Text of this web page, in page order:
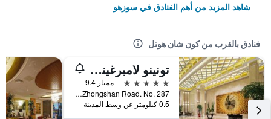
شاهد المزيد من أهم الفنادق في سوزهو
فنادق بالقرب من كون شان هوتل
تونينو لامبرغيني هوتل مونشان سيتي سنتر
5 نجوم
ممتاز 9.4
Zhongshan Road. No. 287, سوزهو, الصين
0.5 كيلومتر عن وسط المدينة